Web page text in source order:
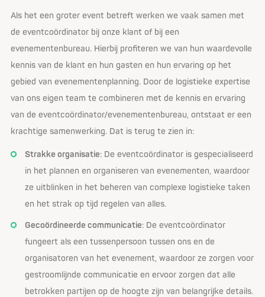
Als het een groter event betreft werken we vaak samen met
de eventcoördinator bij onze klant of bij een
evenementenbureau. Hierbij profiteren we van hun waardevolle
kennis van de klant en hun gasten en hun ervaring op het
gebied van evenementenplanning. Door de logistieke expertise
van ons eigen team te combineren met de kennis en ervaring
van de eventcoördinator/evenementenbureau, ontstaat er een
krachtige samenwerking. Dat is terug te zien in:
Strakke organisatie: De eventcoördinator is gespecialiseerd
in het plannen en organiseren van evenementen, waardoor
ze uitblinken in het beheren van complexe logistieke taken
en het strak op tijd regelen van alles.
Gecoördineerde communicatie: De eventcoördinator
fungeert als een tussenpersoon tussen ons en de
organisatoren van het evenement, waardoor ze zorgen voor
gestroomlijnde communicatie en ervoor zorgen dat alle
betrokken partijen op de hoogte zijn van belangrijke details.